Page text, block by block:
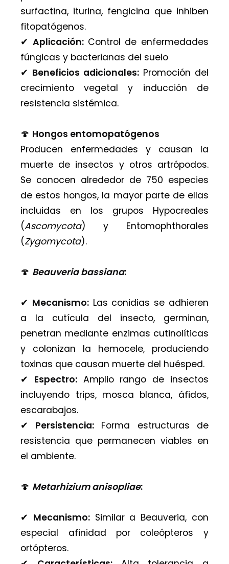
surfactina, iturina, fengicina que inhiben
fitopatógenos.
✔︎ Aplicación:Control de enfermedades
fúngicas y bacterianas del suelo
✔︎ Beneficios adicionales: Promoción del
crecimiento vegetal y inducción de
resistencia sistémica.
🍄 Hongos entomopatógenos
Producen enfermedades y causan la
muerte de insectos y otros artrópodos.
Se conocen alrededor de 750 especies
de estos hongos, la mayor parte de ellas
incluidas en los grupos Hypocreales
(Ascomycota) y Entomophthorales
(Zygomycota).
🍄 Beauveria bassiana:
✔︎ Mecanismo:Las conidias se adhieren
a la cutícula del insecto, germinan,
penetran mediante enzimas cutinolíticas
y colonizan la hemocele, produciendo
toxinas que causan muerte del huésped.
✔︎ Espectro:Amplio rango de insectos
incluyendo trips, mosca blanca, áfidos,
escarabajos.
✔︎ Persistencia: Forma estructuras de
resistencia que permanecen viables en
el ambiente.
🍄 Metarhizium anisopliae:
✔︎ Mecanismo:Similar a Beauveria, con
especial afinidad por coleópteros y
ortópteros.